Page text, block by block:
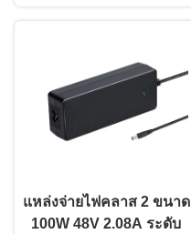
แหล่งจ่ายไฟคลาส 2 ขนาด
100W 48V 2.08A ระดับ